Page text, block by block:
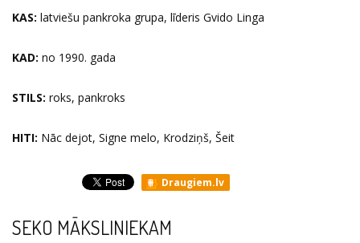
KAS: latviešu pankroka grupa, līderis Gvido Linga
KAD: no 1990. gada
STILS: roks, pankroks
HITI: Nāc dejot, Signe melo, Krodziņš, Šeit
Draugiem.lv
SEKO MĀKSLINIEKAM